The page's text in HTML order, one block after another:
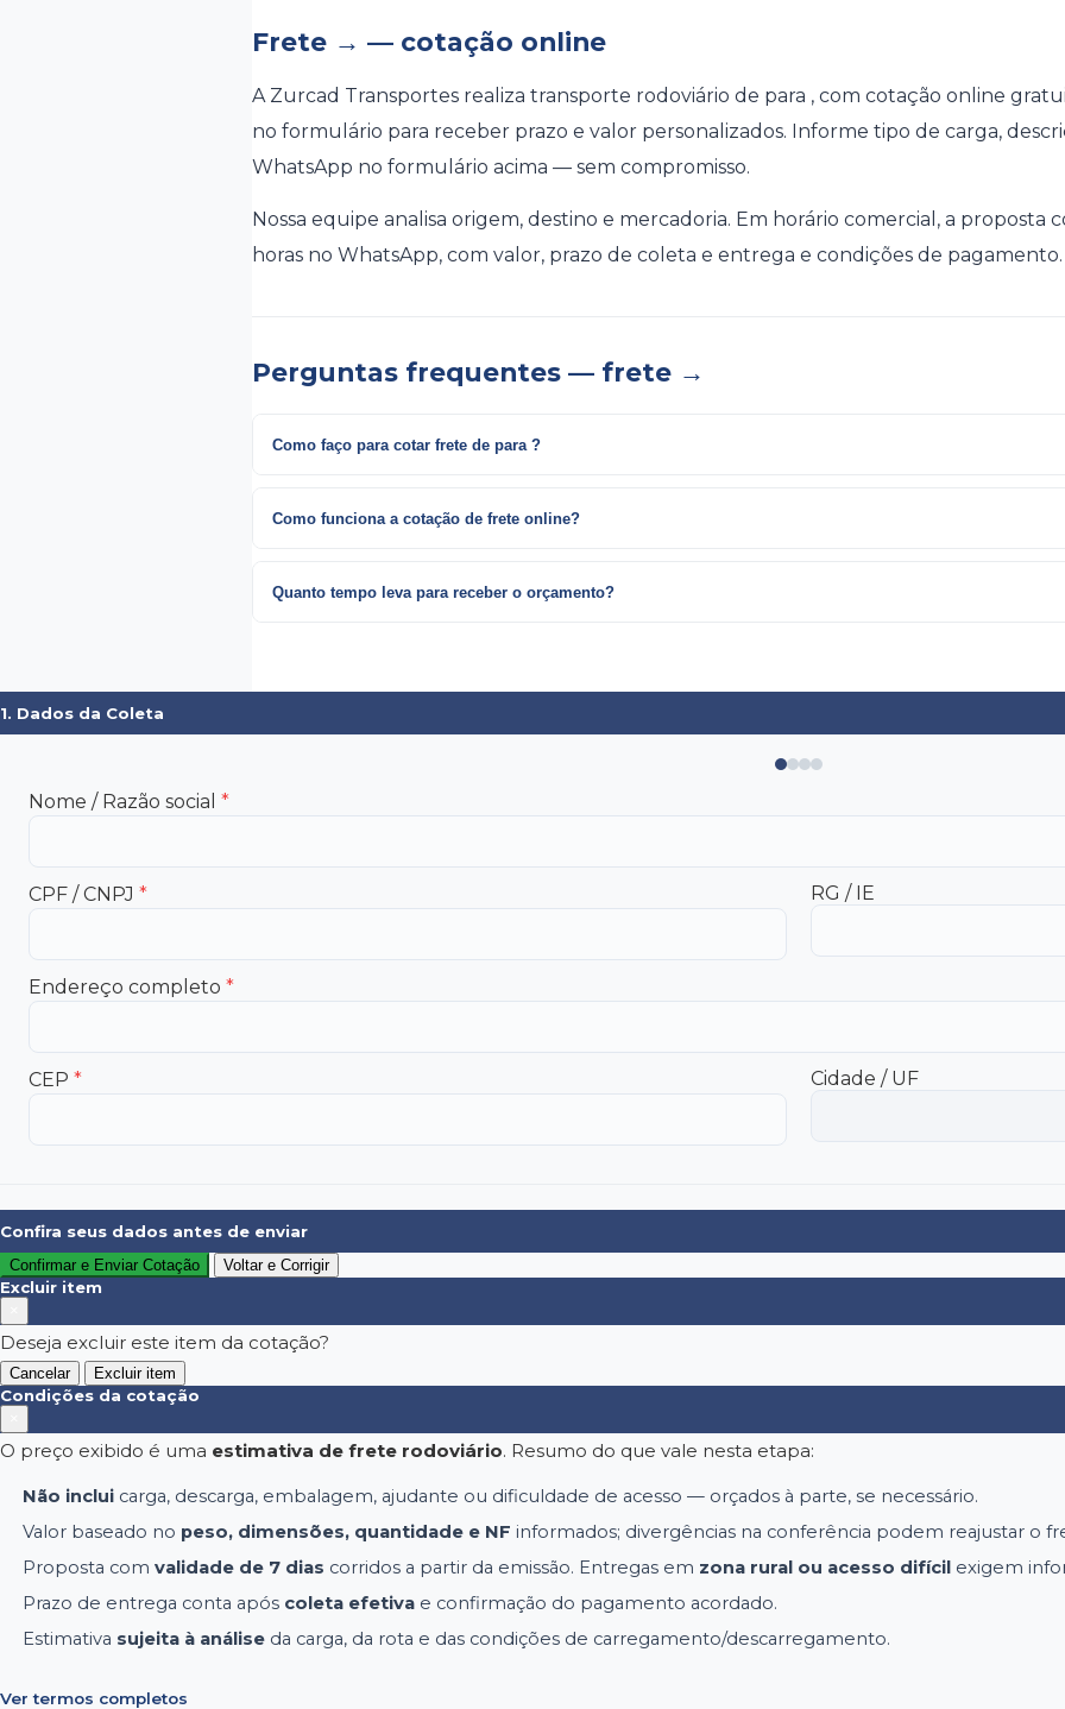
Frete → — cotação online
A Zurcad Transportes realiza transporte rodoviário de para , com cotação online
no formulário para receber prazo e valor personalizados. Informe tipo de carga,
WhatsApp no formulário acima — sem compromisso.
Nossa equipe analisa origem, destino e mercadoria. Em horário comercial, a proposta
horas no WhatsApp, com valor, prazo de coleta e entrega e condições de pagamento.
Perguntas frequentes — frete →
Como faço para cotar frete de para ?
Como funciona a cotação de frete online?
Quanto tempo leva para receber o orçamento?
1. Dados da Coleta
Nome / Razão social *
CPF / CNPJ * RG / IE
Endereço completo *
CEP * Cidade / UF
Confira seus dados antes de enviar
Confirmar e Enviar Cotação Voltar e Corrigir
Excluir item
Deseja excluir este item da cotação?
Cancelar Excluir item
Condições da cotação
O preço exibido é uma estimativa de frete rodoviário. Resumo do que vale nesta etapa:
Não inclui carga, descarga, embalagem, ajudante ou dificuldade de acesso — orçados à parte, se necessário.
Valor baseado no peso, dimensões, quantidade e NF informados; divergências na conferência podem reajustar o
Proposta comvalidade de 7 dias corridos a partir da emissão. Entregas em zona rural ou acesso difícil exigem
Prazo de entrega conta após coleta efetiva e confirmação do pagamento acordado.
Estimativa sujeita à análise da carga, da rota e das condições de carregamento/descarregamento.
Ver termos completos